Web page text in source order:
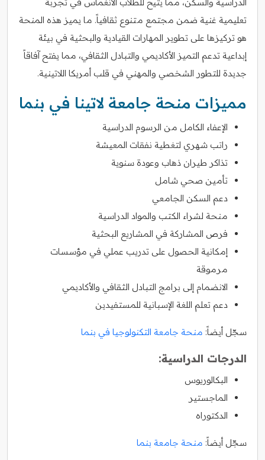
تعليمية غنية ضمن مجتمع متنوع ثقافياً. ما يميز هذه المنحة
هو تركيزها على تطوير المهارات القيادية والبحثية في بيئة
إبداعية تدعم التميز الأكاديمي والتبادل الثقافي، مما يفتح آفاقاً
جديدة للتطور الشخصي والمهني في قلب أمريكا اللاتينية.
مميزات منحة جامعة لاتينا في بنما
الإعفاء الكامل من الرسوم الدراسية
راتب شهري لتغطية نفقات المعيشة
تذاكر طيران ذهاب وعودة سنوية
تأمين صحي شامل
دعم السكن الجامعي
منحة لشراء الكتب والمواد الدراسية
فرص المشاركة في المشاريع البحثية
إمكانية الحصول على تدريب عملي في مؤسسات
مرموقة
الانضمام إلى برامج التبادل الثقافي والأكاديمي
دعم تعلم اللغة الإسبانية للمستفيدين
سجّل أيضاً: منحة جامعة التكنولوجيا في بنما
الدرجات الدراسية:
البكالوريوس
الماجستير
الدكتوراه
سجّل أيضاً: منحة جامعة بنما